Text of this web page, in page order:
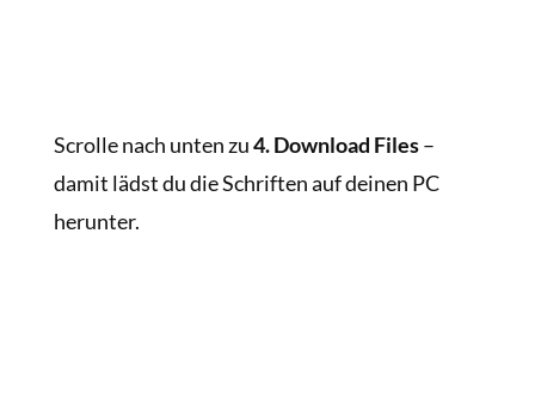
Scrolle nach unten zu4. Download Files–
damit lädst du die Schriften auf deinen PC
herunter.